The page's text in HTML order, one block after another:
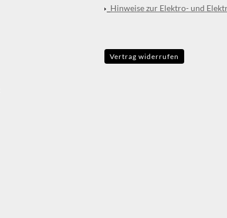
Hinweise zur Elektro- und
Vertrag widerrufen